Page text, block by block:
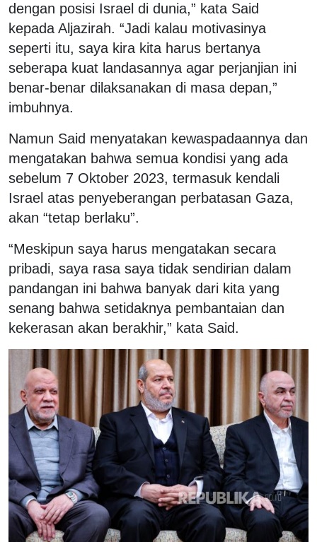
dengan posisi Israel di dunia,” kata Said
kepada Aljazirah. “Jadi kalau motivasinya
seperti itu, saya kira kita harus bertanya
seberapa kuat landasannya agar perjanjian ini
benar-benar dilaksanakan di masa depan,”
imbuhnya.
Namun Said menyatakan kewaspadaannya dan
mengatakan bahwa semua kondisi yang ada
sebelum 7 Oktober 2023, termasuk kendali
Israel atas penyeberangan perbatasan Gaza,
akan “tetap berlaku”.
“Meskipun saya harus mengatakan secara
pribadi, saya rasa saya tidak sendirian dalam
pandangan ini bahwa banyak dari kita yang
senang bahwa setidaknya pembantaian dan
kekerasan akan berakhir,” kata Said.